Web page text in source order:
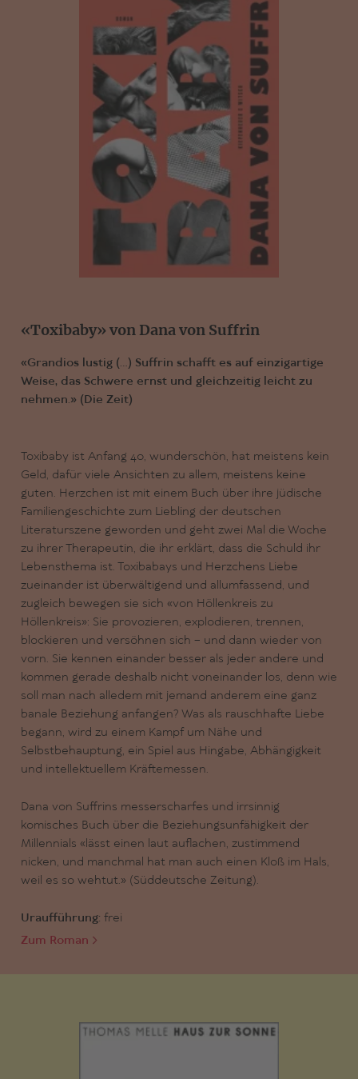
«Toxibaby» von Dana von Suffrin
«Grandios lustig (...) Suffrin schafft es auf einzigartige
Weise, das Schwere ernst und gleichzeitig leicht zu
nehmen.» (Die Zeit)
Toxibaby ist Anfang 40, wunderschön, hat meistens kein
Geld, dafür viele Ansichten zu allem, meistens keine
guten. Herzchen ist mit einem Buch über ihre jüdische
Familiengeschichte zum Liebling der deutschen
Literaturszene geworden und geht zwei Mal die Woche
zu ihrer Therapeutin, die ihr erklärt, dass die Schuld ihr
Lebensthema ist. Toxibabays und Herzchens Liebe
zueinander ist überwältigend und allumfassend, und
zugleich bewegen sie sich «von Höllenkreis zu
Höllenkreis»: Sie provozieren, explodieren, trennen,
blockieren und versöhnen sich – und dann wieder von
vorn. Sie kennen einander besser als jeder andere und
kommen gerade deshalb nicht voneinander los, denn wie
soll man nach alledem mit jemand anderem eine ganz
banale Beziehung anfangen? Was als rauschhafte Liebe
begann, wird zu einem Kampf um Nähe und
Selbstbehauptung, ein Spiel aus Hingabe, Abhängigkeit
und intellektuellem Kräftemessen.
Dana von Suffrins messerscharfes und irrsinnig
komisches Buch über die Beziehungsunfähigkeit der
Millennials «lässt einen laut auflachen, zustimmend
nicken, und manchmal hat man auch einen Kloß im Hals,
weil es so wehtut.» (Süddeutsche Zeitung).
Uraufführung: frei
Zum Roman